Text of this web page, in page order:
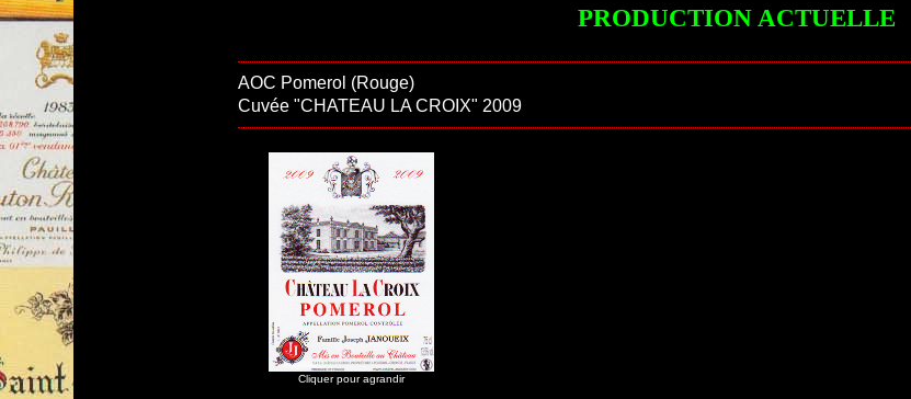
PRODUCTION ACTUELLE
AOC Pomerol (Rouge)
Cuvée "CHATEAU LA CROIX" 2009
Cliquer pour agrandir